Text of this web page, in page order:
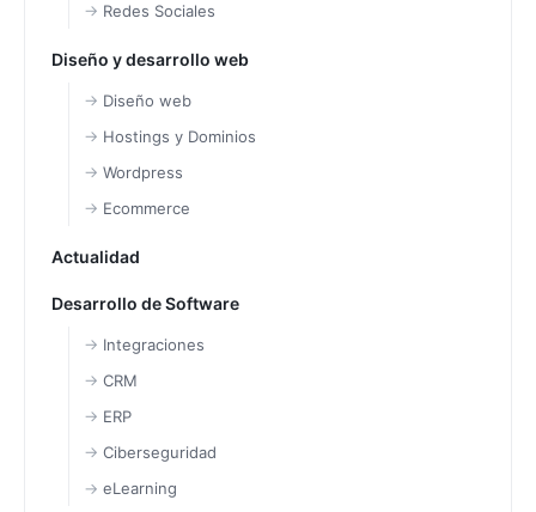
Redes Sociales
Diseño y desarrollo web
Diseño web
Hostings y Dominios
Wordpress
Ecommerce
Actualidad
Desarrollo de Software
Integraciones
CRM
ERP
Ciberseguridad
eLearning